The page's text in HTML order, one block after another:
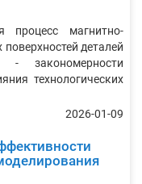
процесс магнитно-
деталей
- закономерности
технологических
2026-01-09